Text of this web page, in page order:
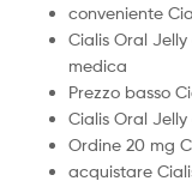
conveniente
Cialis Oral
medica
Prezzo basso
Cialis Oral
Ordine 20 mg
acquistare